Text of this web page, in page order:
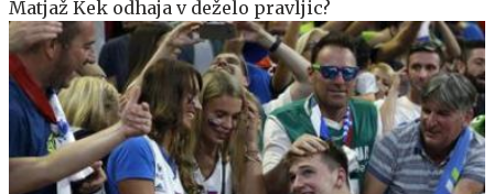
Matjaž Kek odhaja v deželo pravljic?